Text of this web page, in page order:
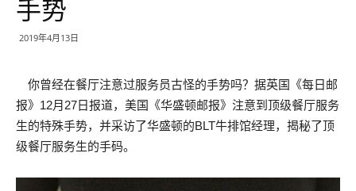
手势
2019年4月13日
你曾经在餐厅注意过服务员古怪的手势吗？据英国《每日邮
报》12月27日报道，美国《华盛顿邮报》注意到顶级餐厅服务
生的特殊手势，并采访了华盛顿的BLT牛排馆经理，揭秘了顶
级餐厅服务生的手码。